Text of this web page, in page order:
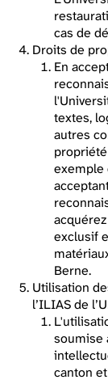
cas de
Droits de
En
textes,
autres
exemple
exclusif
Berne.
Utilisation
l’ILIAS de
soumise
canton